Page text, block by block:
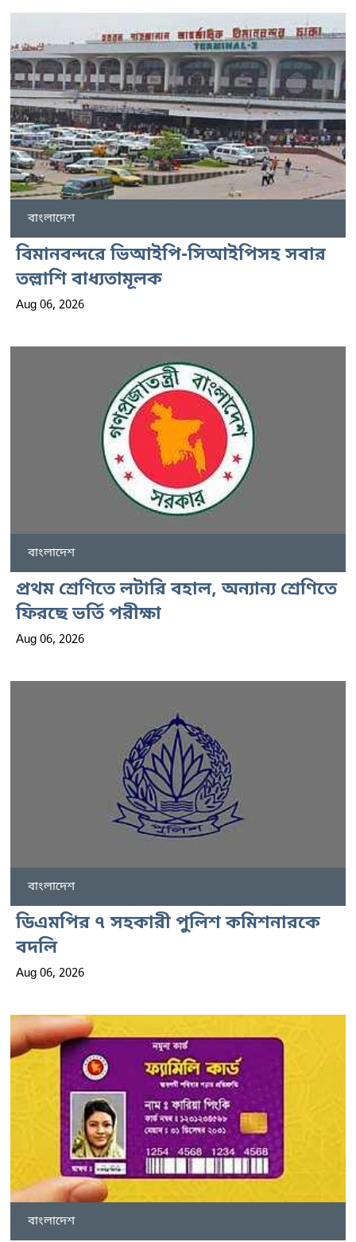
বাংলাদেশ
বিমানবন্দরে ভিআইপি-সিআইপিসহ সবার
তল্লাশি বাধ্যতামূলক
Aug 06, 2026
বাংলাদেশ
প্রথম শ্রেণিতে লটারি বহাল, অন্যান্য শ্রেণিতে
ফিরছে ভর্তি পরীক্ষা
Aug 06, 2026
বাংলাদেশ
ডিএমপির ৭ সহকারী পুলিশ কমিশনারকে
বদলি
Aug 06, 2026
বাংলাদেশ